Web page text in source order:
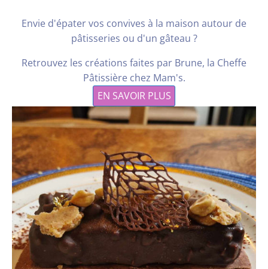
Envie d'épater vos convives à la maison autour de
pâtisseries ou d'un gâteau ?
Retrouvez les créations faites par Brune, la Cheffe
Pâtissière chez Mam's.
EN SAVOIR PLUS